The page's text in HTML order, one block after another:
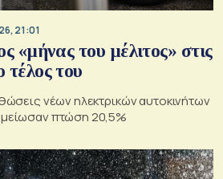
21:01
«μήνας του μέλιτος» στις
του
νέων ηλεκτρικών αυτοκινήτων
πτώση 20,5%